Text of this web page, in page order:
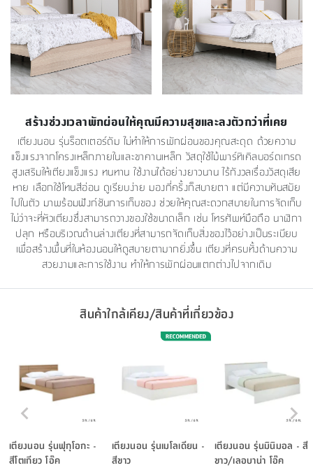
สร้างช่วงเวลาพักผ่อนให้คุณมีความสุขและลงตัวกว่าที่เคย
เตียงนอน รุ่นร็อตเตอร์ดัม ไม่ทำให้การพักผ่อนของคุณสะดุด ด้วยความ
แข็งแรงจากโครงเหล็กภายในและขาคานเหล็ก วัสดุใช้ไม้พาร์ทิเคิลบอร์ดเกรด
สูงเสริมให้เตียงแข็งแรง ทนทาน ใช้งานได้อย่างยาวนาน ไร้กังวลเรื่องวัสดุเสีย
หาย เลือกใช้โทนสีอ่อน ดูเรียบง่าย มองกี่ครั้งก็สบายตา แต่มีความทันสมัย
ไปในตัว มาพร้อมฟังก์ชันการเก็บของ ช่วยให้คุณสะดวกสบายในการจัดเก็บ
ไม่ว่าจะที่หัวเตียงซึ่งสามารถวางของใช้ขนาดเล็ก เช่น โทรศัพท์มือถือ นาฬิกา
ปลุก หรือบริเวณด้านล่างเตียงที่สามารถจัดเก็บสิ่งของไว้อย่างเป็นระเบียบ
เพื่อสร้างพื้นที่ในห้องนอนให้ดูสบายตามากยิ่งขึ้น เตียงที่ครบทั้งด้านความ
สวยงามและการใช้งาน ทำให้การพักผ่อนแตกต่างไปจากเดิม
สินค้าใกล้เคียง/สินค้าที่เกี่ยวข้อง
เตียงนอน รุ่นฟุกุโอกะ -
สีโตเกียว โอ๊ค
เตียงนอน รุ่นเมโลเดียน -
สีขาว
เตียงนอน รุ่นมินิมอล - สี
ขาว/เลอบาน่า โอ๊ค